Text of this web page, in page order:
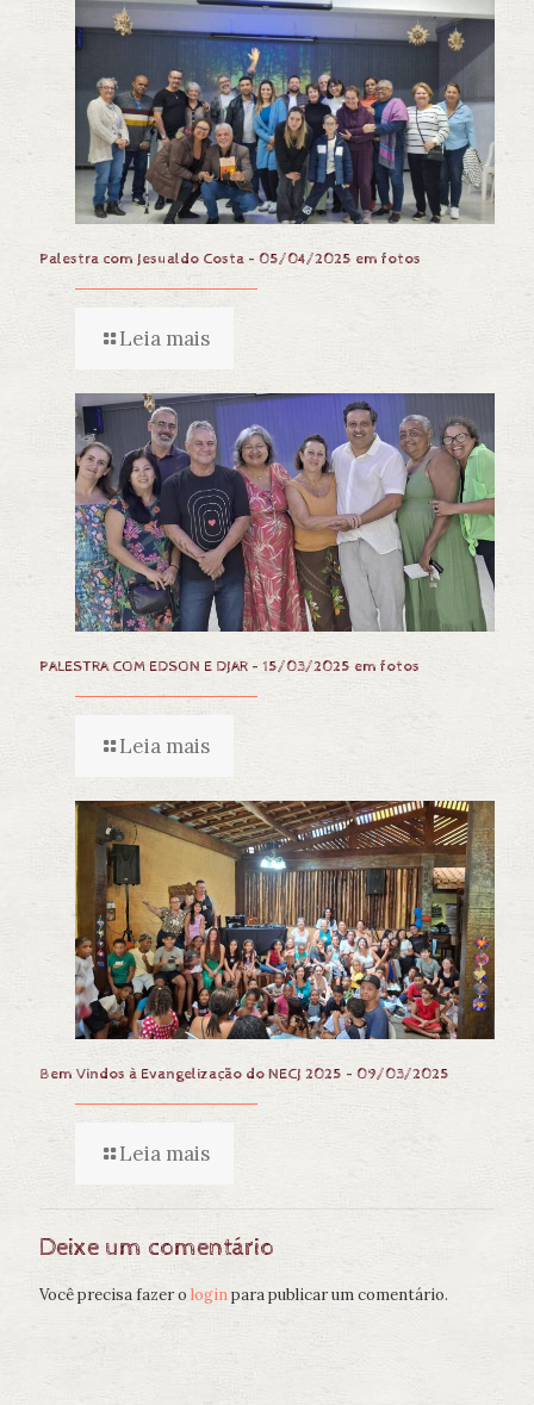
Palestra com Jesualdo Costa – 05/04/2025 em fotos
Leia mais
PALESTRA COM EDSON E DJAR – 15/03/2025 em fotos
Leia mais
Bem Vindos à Evangelização do NECJ 2025 – 09/03/2025
Leia mais
Deixe um comentário
Você precisa fazer o loginpara publicar um comentário.